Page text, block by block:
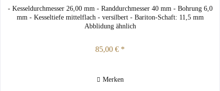
- Kesseldurchmesser 26,00 mm - Randdurchmesser 40 mm - Bohrung 6,0
mm - Kesseltiefe mittelflach - versilbert - Bariton-Schaft: 11,5 mm
Abblidung ähnlich
85,00 € *
Merken